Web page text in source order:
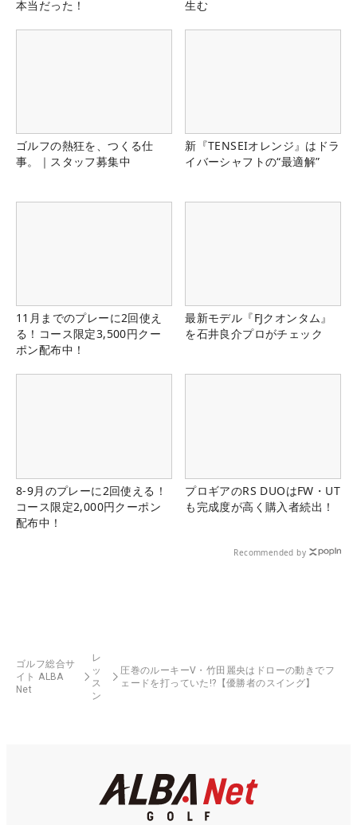
本当だった！
生む
ゴルフの熱狂を、つくる仕
事。｜スタッフ募集中
新『TENSEIオレンジ』はドラ
イバーシャフトの“最適解”
11月までのプレーに2回使え
る！コース限定3,500円クー
ポン配布中！
最新モデル『FJクオンタム』
を石井良介プロがチェック
8-9月のプレーに2回使える！
コース限定2,000円クーポン
配布中！
プロギアのRS DUOはFW・UT
も完成度が高く購入者続出！
Recommended by
ゴルフ総合サ
イト ALBA
Net
レ
ッ
ス
ン
圧巻のルーキーV・竹田麗央はドローの動きでフ
ェードを打っていた!?【優勝者のスイング】